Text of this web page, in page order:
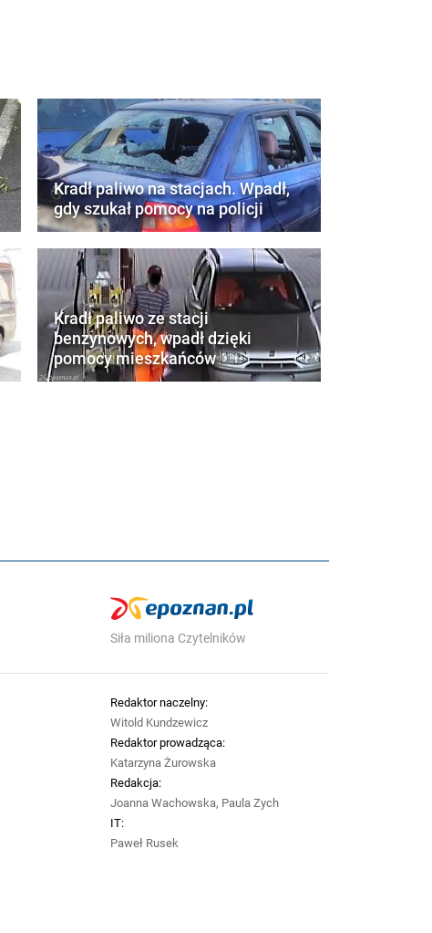
Kradł paliwo na stacjach. Wpadł,
gdy szukał pomocy na policji
Kradł paliwo ze stacji
benzynowych, wpadł dzięki
pomocy mieszkańców
Siła miliona Czytelników
Redaktor naczelny:
Witold Kundzewicz
Redaktor prowadząca:
Katarzyna Żurowska
Redakcja:
Joanna Wachowska, Paula Zych
IT:
Paweł Rusek